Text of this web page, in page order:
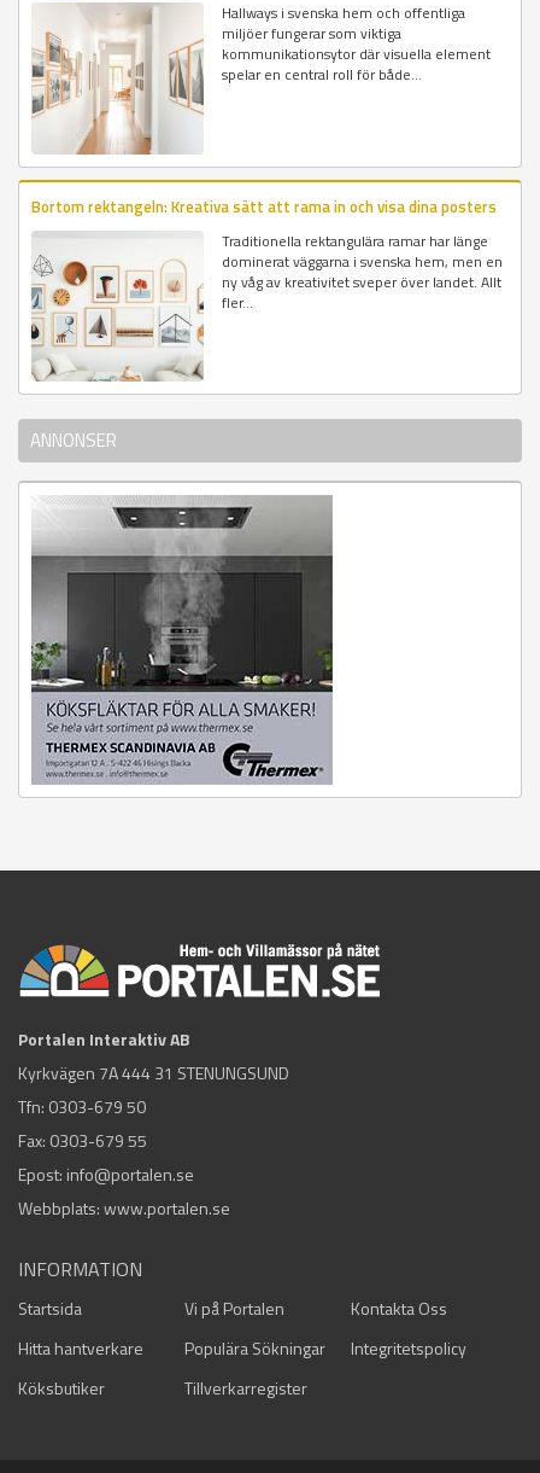
Hallways i svenska hem och offentliga
miljöer fungerar som viktiga
kommunikationsytor där visuella element
spelar en central roll för både...
Bortom rektangeln: Kreativa sätt att rama in och visa dina posters
Traditionella rektangulära ramar har länge
dominerat väggarna i svenska hem, men en
ny våg av kreativitet sveper över landet. Allt
fler...
ANNONSER
Portalen Interaktiv AB
Kyrkvägen 7A 444 31 STENUNGSUND
Tfn: 0303-679 50
Fax: 0303-679 55
Epost: info@portalen.se
Webbplats: www.portalen.se
INFORMATION
Startsida Vi på Portalen
Kontakta Oss
Hitta hantverkare
Populära Sökningar
Integritetspolicy
Köksbutiker
Tillverkarregister